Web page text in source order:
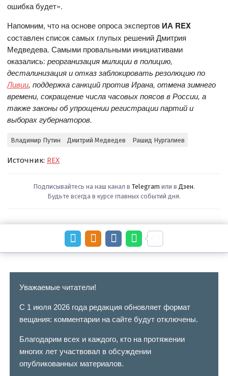
ошибка будет».
Напомним, что на основе опроса экспертов ИА REX
составлен список самых глупых решений Дмитрия
Медведева. Самыми провальными инициативами
оказались:реорганизация милиции в полицию,
десталинизацияи отказзаблокировать резолюцию по
Ливии, поддержкасанкций против Ирана, отмена зимнего
времени,сокращение числа часовых поясов в России, а
такжезаконы об упрощении регистрации партий и
выборах губернаторов.
Владимир Путин Дмитрий Медведев Рашид Нургалиев
Источник: REX
Подписывайтесь на наш канал в Telegram или в Дзен.
Будьте всегда в курсе главных событий дня.
Уважаемые читатели!
С 1 июля 2026 года редакция обновляет формат
вещания: комментарии на сайте будут отключены.
Благодарим всех и каждого, кто на протяжении
многих лет участвовал в обсуждении
опубликованных материалов.